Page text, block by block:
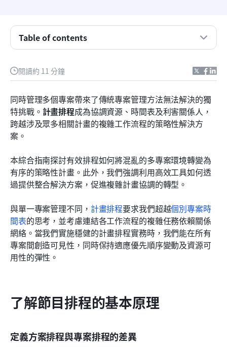
閱讀約 11 分鐘
同時管理多個專案帶來了傳統專案管理方法無法解決的獨
特挑戰。 計畫排程成為協調資源、時間表及利害關係人，
跨越涉及眾多相關計畫的複雜工作流程的策略性解決方
案。
本綜合指南探討有效排程如何將混亂的多專案環境轉變為
有序的策略性計畫。此外，我們強調利用高效工具如何透
過提供整合解決方案，促進複雜計畫協調的轉型。
與單一專案管理不同， 計畫排程要求我們超越個別專案時
間表的思考，並考慮連結各工作流程的複雜任務依賴關係
網絡。當我們實施穩健的計畫排程實務時，我們能在所有
專案間創造可見性，同時保持適應優先順序變動及資源可
用性的彈性。
了解節目排程的基本原理
定義方案排程與專案排程的差異
Table of contents
基本的程式排程方法論
掌握專案排程中的利害關係人溝通
有效節目排程的技術需求
常見的節目排程挑戰與解決方案
實施卓越的計劃排程
結論
常見問題解答
相關閱讀